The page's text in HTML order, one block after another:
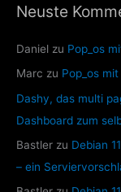
Neuste
Daniel zu Pop_os
Marc zu Pop_os
Dashy, das multi
Dashboard zum
Bastler zu Debian
– ein